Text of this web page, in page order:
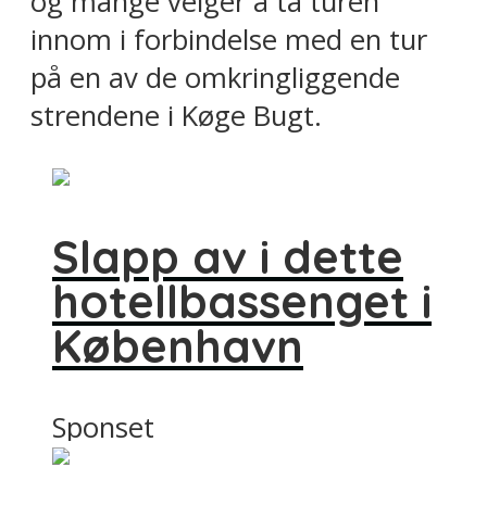
innom i forbindelse med en tur
på en av de omkringliggende
strendene i Køge Bugt.
Slapp av i dette
hotellbassenget i
København
Sponset